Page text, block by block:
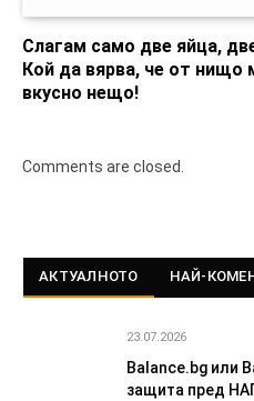
Слагам само две яйца,
Кой да вярва, че от нищо
вкусно нещо!
Comments are closed.
АКТУАЛНОТО НАЙ-
23.07.2026
Balance.bg или
защита пред